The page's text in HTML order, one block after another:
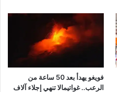
فويغو يهدأ بعد 50 ساعة من
الرعب.. غواتيمالا تنهي إجلاء آلاف